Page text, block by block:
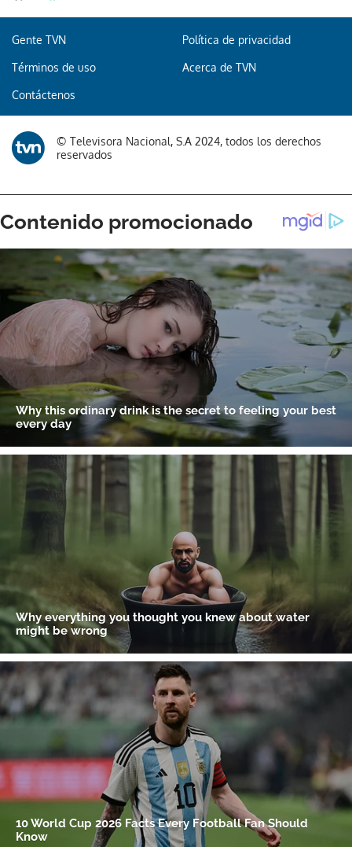
Gente TVN Política de privacidad
Términos de uso Acerca de TVN
Contáctenos
© Televisora Nacional, S.A 2024, todos los derechos
reservados